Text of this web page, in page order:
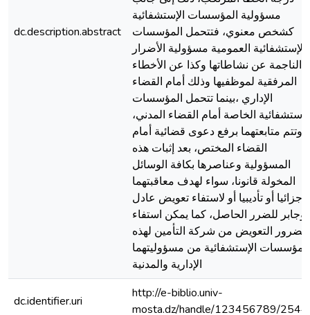
dc.description.abstract
مسؤولية المؤسسات الإستشفائية
كشخص معنوي، فتتحمل المؤسسات
الإستشفائية العمومية مسؤولية الأضرار
الناجمة عن نشاطاتها وكذا عن الأخطاء
المرفقية لموظفيها وذلك أمام القضاء
الإداري ،بينما تتحمل المؤسسات
الخاصة أمام القضاء المدني،
وتتم متابعتهما برفع دعوى قضائية أمام
القضاء المختص، بعد إثبات هذه
المسؤولية وعناصرها بكافة الوسائل
المخولة قانونا، سواء لهدف معاقبتهما
جزائيا أو تأديبيا أو لاستفاء تعويض عادل
وجابر للضرر الحاصل، كما يمكن استفاء
التعويض من شركة التأمين لهذه
المؤسسات الإستشفائية من مسؤوليتهما
الإدارية والمدنية
dc.identifier.uri
http://e-biblio.univ-
mosta.dz/handle/123456789/